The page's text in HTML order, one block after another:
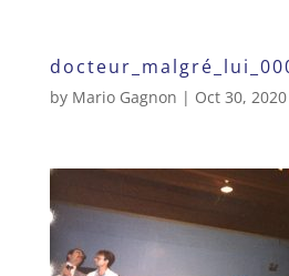
by Mario Gagnon | Oct 30, 2020